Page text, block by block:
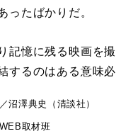
ったばかりだ。
記憶に残る映画を
するのはある意味
沼澤典史（清談社）
取材班